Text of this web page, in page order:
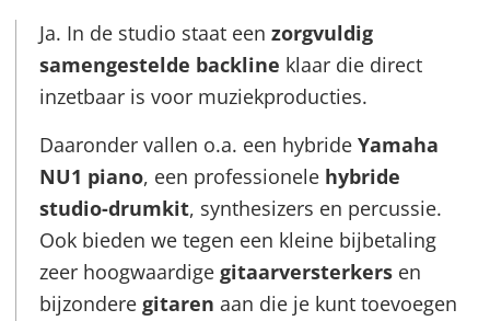
Ja. In de studio staat eenzorgvuldig
samengestelde backline klaar die direct
inzetbaar is voor muziekproducties.
Daaronder vallen o.a. een hybrideYamaha
NU1 piano, een professionele hybride
studio-drumkit, synthesizers en percussie.
Ook bieden we tegen een kleine bijbetaling
zeer hoogwaardigegitaarversterkers en
bijzonderegitaren aan die je kunt toevoegen